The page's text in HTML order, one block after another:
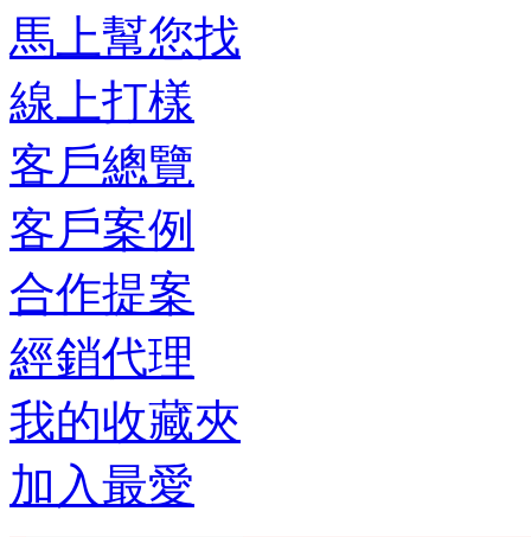
馬上幫您找
線上打樣
客戶總覽
客戶案例
合作提案
經銷代理
我的收藏夾
加入最愛